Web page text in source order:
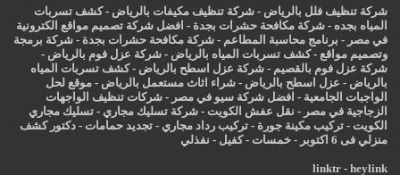
شركة تنظيف فلل بالرياض -شركة تنظيف مكيفات بالرياض -كشف تسربات
المياه بجده -شركة مكافحة حشرات بجدة - افضل شركة تصميم مواقع الكترونية
في مصر - برنامج محاسبة المطاعم -شركة مكافحة حشرات بجدة -شركة برمجة
وتصميم مواقع -كشف تسربات المياه بالرياض -شركة عزل فوم بالرياض -
شركة عزل فوم بالقصيم -شركة عزل اسطح بالرياض -كشف تسربات المياه
بالرياض - عزل اسطح بالرياض -شراء اثاث مستعمل بالرياض - موقع لحل
الواجبات الجامعية - افضل شركة سيو في مصر -شركات تنظيف الواجهات
الزجاجية في مصر - نقل عفش الكويت -شركة تسليك مجاري -تسليك مجاري
الكويت -تركيب مكينة جورة -تركيب رداد مجاري -تجديد حمامات -دكتور كشف
منزلي فى 6 اكتوبر
-خمسات -كفيل - نفذلي
linktr- heylink